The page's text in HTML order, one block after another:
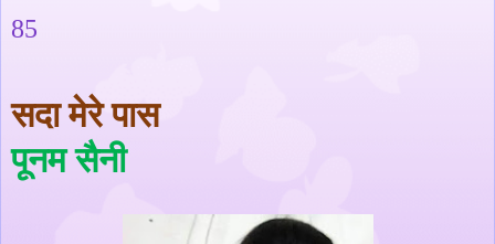
85
सदा मेरे पास
पूनम सैनी